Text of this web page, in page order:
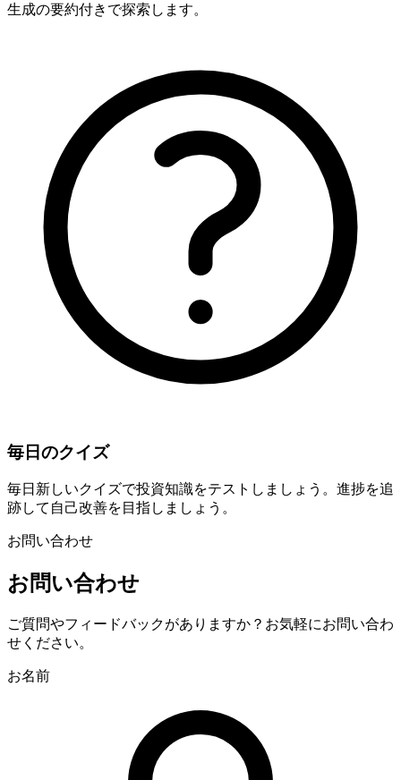
生成の要約付きで探索します。
毎日のクイズ
毎日新しいクイズで投資知識をテストしましょう。進捗を追
跡して自己改善を目指しましょう。
お問い合わせ
お問い合わせ
ご質問やフィードバックがありますか？お気軽にお問い合わ
せください。
お名前